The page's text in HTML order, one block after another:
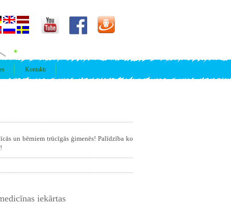
Kontakti
un bērniem trūcīgās ģimenēs! Palīdzība ko
iekārtas